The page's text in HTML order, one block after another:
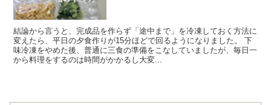
結論から言うと、完成品を作らず「途中まで」を冷凍しておく方法に
変えたら、平日の夕食作りが15分ほどで回るようになりました。 下
味冷凍をやめた後、普通に三食の準備をこなしていましたが、毎日一
から料理をするのは時間がかかるし大変...